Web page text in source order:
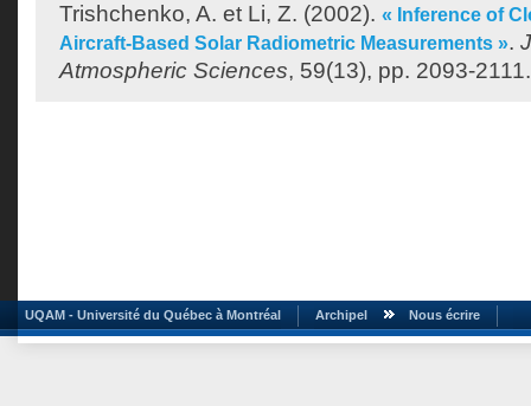
Trishchenko, A. et Li, Z. (2002). « Inference of
Aircraft-Based Solar Radiometric Measurements ».
Atmospheric Sciences, 59(13), pp. 2093-2111.
UQAM - Université du Québec à Montréal Archipel Nous écrire